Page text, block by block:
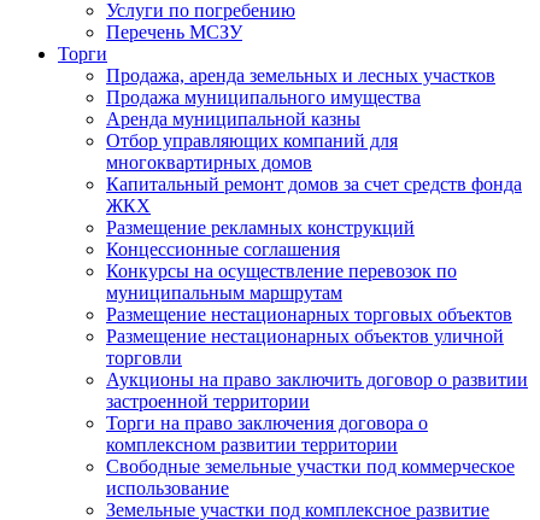
Услуги по погребению
Перечень МСЗУ
Торги
Продажа, аренда земельных и лесных участков
Продажа муниципального имущества
Аренда муниципальной казны
Отбор управляющих компаний для
многоквартирных домов
Капитальный ремонт домов за счет средств фонда
ЖКХ
Размещение рекламных конструкций
Концессионные соглашения
Конкурсы на осуществление перевозок по
муниципальным маршрутам
Размещение нестационарных торговых объектов
Размещение нестационарных объектов уличной
торговли
Аукционы на право заключить договор о развитии
застроенной территории
Торги на право заключения договора о
комплексном развитии территории
Свободные земельные участки под коммерческое
использование
Земельные участки под комплексное развитие